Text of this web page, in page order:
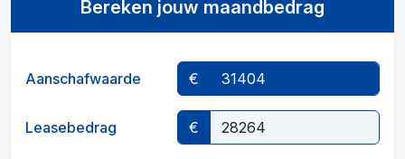
Bereken jouw maandbedrag
Aanschafwaarde €
Leasebedrag €